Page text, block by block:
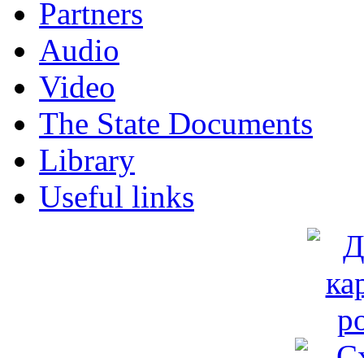
Partners
Audio
Video
The State Documents
Library
Useful links